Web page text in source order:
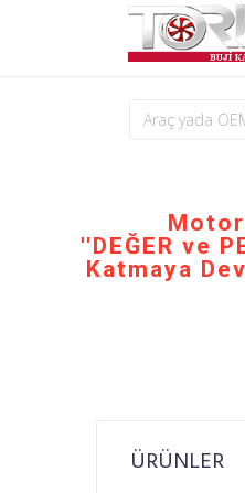
''DEĞER ve
Katmaya
ÜRÜNLER